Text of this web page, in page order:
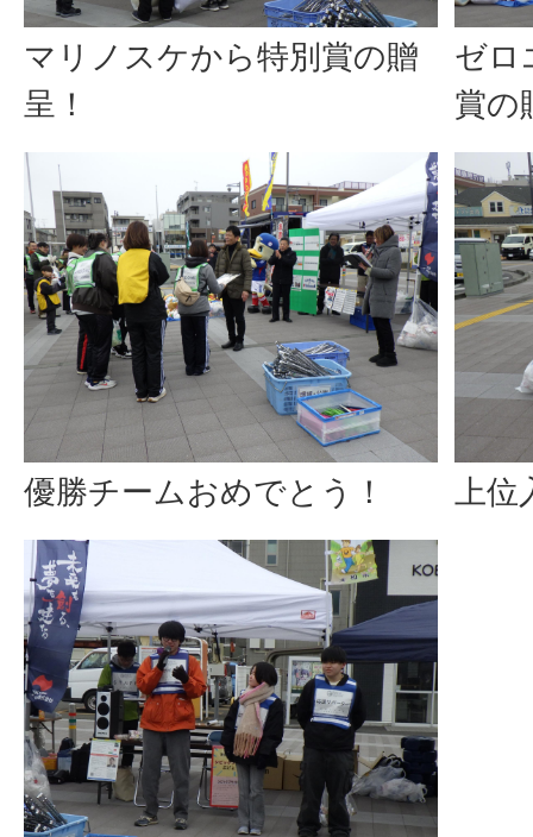
マリノスケから特別賞の贈
呈！
ゼロ
賞の
優勝チームおめでとう！ 上位